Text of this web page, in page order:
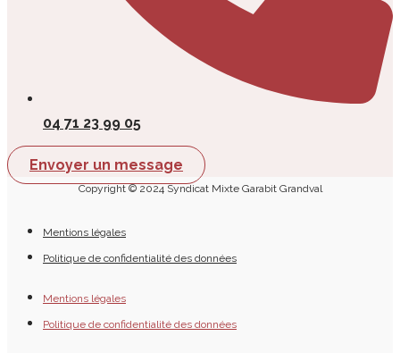
04 71 23 99 05
Envoyer un message
Copyright © 2024 Syndicat Mixte Garabit Grandval
Mentions légales
Politique de confidentialité des données
Mentions légales
Politique de confidentialité des données